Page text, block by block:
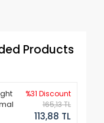
Products
%31 Discount
165,13 TL
113,88 TL